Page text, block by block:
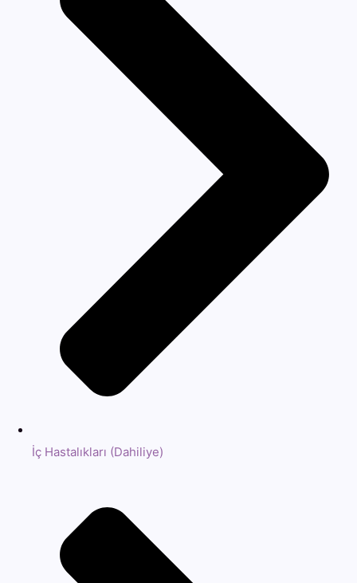
İç Hastalıkları (Dahiliye)